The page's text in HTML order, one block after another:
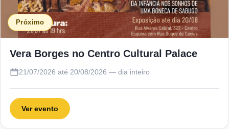
Próximo
Vera Borges no Centro Cultural Palace
21/07/2026 até 20/08/2026 — dia inteiro
Ver evento